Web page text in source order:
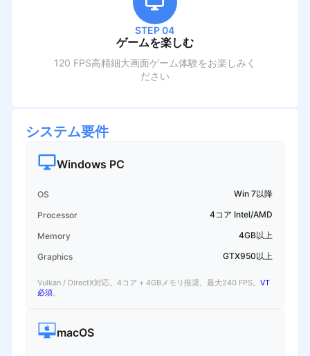
STEP 04
ゲームを楽しむ
120 FPS高精細大画面ゲーム体験をお楽しみく
ださい
システム要件
Windows PC
OS Win 7以降
Processor 4コア Intel/AMD
Memory 4GB以上
Graphics GTX950以上
Vulkan / DirectX対応。4コア + 4GBメモリ推奨。最大240 FPS。 VT
必須。
macOS